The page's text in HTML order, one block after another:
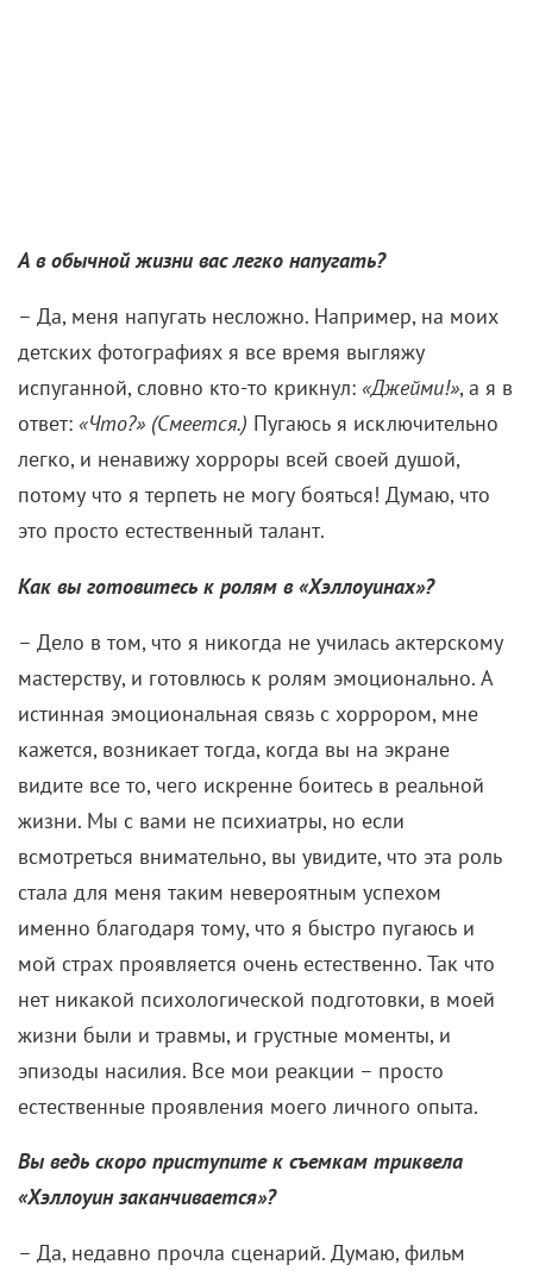
А в обычной жизни вас легко напугать?
– Да, меня напугать несложно. Например, на моих
детских фотографиях я все время выгляжу
испуганной, словно кто-то крикнул: «Джейми!», а я в
ответ: «Что?» (Смеется.) Пугаюсь я исключительно
легко, и ненавижу хорроры всей своей душой,
потому что я терпеть не могу бояться! Думаю, что
это просто естественный талант.
Как вы готовитесь к ролям в «Хэллоуинах»?
– Дело в том, что я никогда не училась актерскому
мастерству, и готовлюсь к ролям эмоционально. А
истинная эмоциональная связь с хоррором, мне
кажется, возникает тогда, когда вы на экране
видите все то, чего искренне боитесь в реальной
жизни. Мы с вами не психиатры, но если
всмотреться внимательно, вы увидите, что эта роль
стала для меня таким невероятным успехом
именно благодаря тому, что я быстро пугаюсь и
мой страх проявляется очень естественно. Так что
нет никакой психологической подготовки, в моей
жизни были и травмы, и грустные моменты, и
эпизоды насилия. Все мои реакции – просто
естественные проявления моего личного опыта.
Вы ведь скоро приступите к съемкам триквела
«Хэллоуин заканчивается»?
– Да, недавно прочла сценарий. Думаю, фильм